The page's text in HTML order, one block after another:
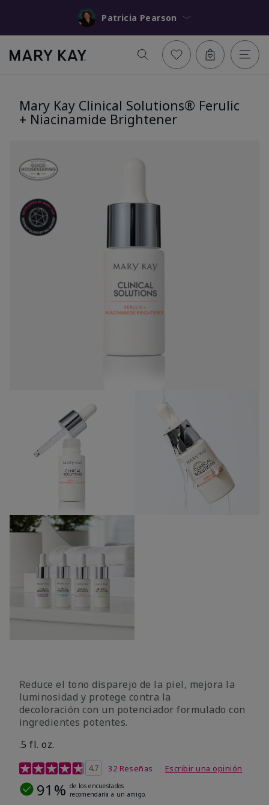
Patricia Pearson
Mary Kay Clinical Solutions® Ferulic
+ Niacinamide Brightener
Reduce el tono disparejo de la piel, mejora la
luminosidad y protege contra la
decoloración con un potenciador formulado con
ingredientes potentes.
.5 fl. oz.
Calificación de clientes de 4 de 5
4.7 32 Reseñas Escribir una opinión
91% de los encuestados
recomendaría a un amigo.